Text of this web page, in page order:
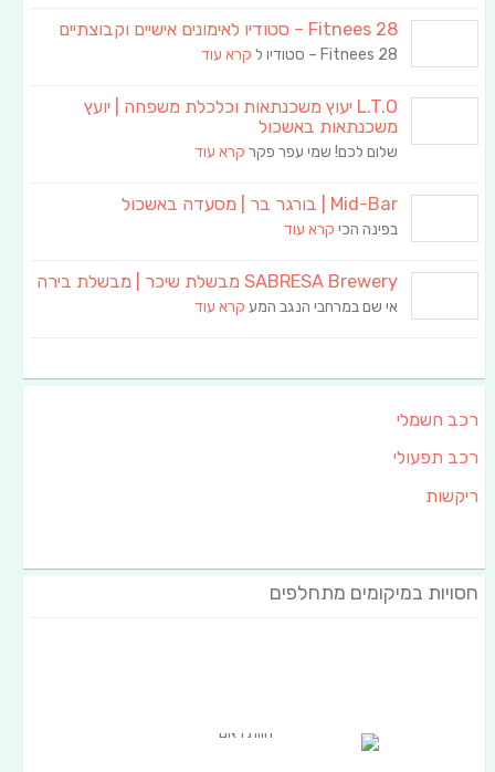
Fitnees 28 – סטודיו לאימונים אישיים וקבוצתיים
Fitnees 28 – סטודיו ל קרא עוד
L.T.O יעוץ משכנתאות וכלכלת משפחה | יועץ
משכנתאות באשכול
שלום לכם! שמי עפר פקר קרא עוד
Mid-Bar | בורגר בר | מסעדה באשכול
בפינה הכי קרא עוד
SABRESA Brewery מבשלת שיכר | מבשלת בירה
אי שם במרחבי הנגב המע קרא עוד
רכב חשמלי
רכב תפעולי
ריקשות
חסויות במיקומים מתחלפים